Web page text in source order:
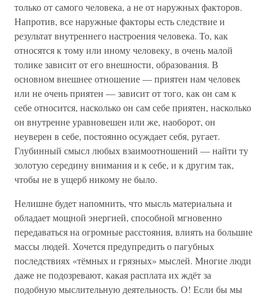
только от самого человека, а не от наружных факторов.
Напротив, все наружные факторы есть следствие и
результат внутреннего настроения человека. То, как
относятся к тому или иному человеку, в очень малой
толике зависит от его внешности, образования. В
основном внешнее отношение — приятен нам человек
или не очень приятен — зависит от того, как он сам к
себе относится, насколько он сам себе приятен, насколько
он внутренне уравновешен или же, наоборот, он
неуверен в себе, постоянно осуждает себя, ругает.
Глубинный смысл любых взаимоотношений — найти ту
золотую середину внимания и к себе, и к другим так,
чтобы не в ущерб никому не было.
Нелишне будет напомнить, что мысль материальна и
обладает мощной энергией, способной мгновенно
передаваться на огромные расстояния, влиять на большие
массы людей. Хочется предупредить о пагубных
последствиях «тёмных и грязных» мыслей. Многие люди
даже не подозревают, какая расплата их ждёт за
подобную мыслительную деятельность. О! Если бы мы